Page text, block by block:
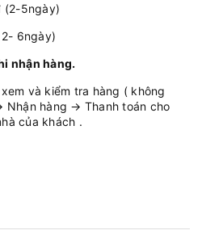
(2-5ngày)
6ngày)
nhận hàng.
và kiểm tra hàng ( không
hàng → Thanh toán cho
của khách .